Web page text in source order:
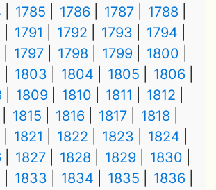
1785 1786 1787
1788
1791 1792 1793
1794
1797 1798 1799
1800
1803 1804 1805
1806
1809 1810 1811
1812
1815 1816 1817
1818
1821 1822 1823
1824
1827 1828 1829
1830
1833 1834 1835
1836